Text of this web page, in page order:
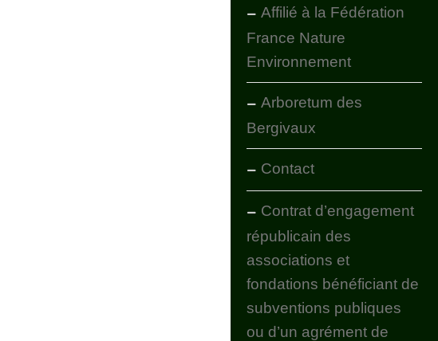
Affilié à la Fédération
France Nature
Environnement
Arboretum des
Bergivaux
Contact
Contrat d’engagement
républicain des
associations et
fondations bénéficiant de
subventions publiques
ou d’un agrément de